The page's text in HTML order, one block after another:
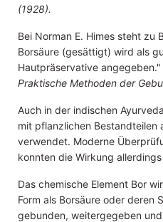
(1928).
Bei Norman E. Himes steht zu
Borsäure (gesättigt) wird als
Hautpräservative angegeben."
Praktische Methoden der
Auch in der indischen
mit pflanzlichen Bestandteilen
verwendet. Moderne
konnten die Wirkung
Das chemische Element Bor
Form als Borsäure oder deren
gebunden, weitergegeben